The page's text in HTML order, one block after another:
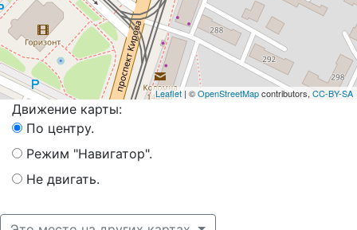
Leaflet | ©OpenStreetMapcontributors, CC-BY-SA
Движение карты:
По центру.
Режим "Навигатор".
Не двигать.